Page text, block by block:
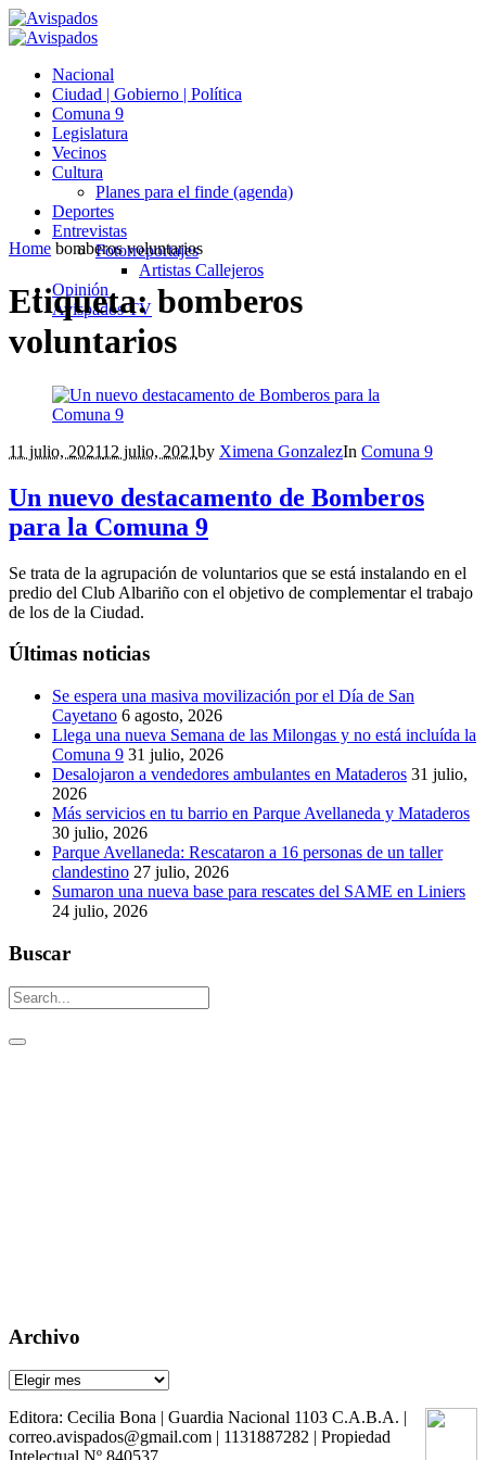
Nacional
Ciudad | Gobierno | Política
Comuna 9
Legislatura
Vecinos
Cultura
Planes para el finde (agenda)
Deportes
Entrevistas
Fotorreportajes
Artistas Callejeros
Opinión
Avispados TV
Home bomberos voluntarios
Etiqueta:bomberos
voluntarios
11 julio, 202112 julio, 2021by Ximena GonzalezIn Comuna 9
Un nuevo destacamento de Bomberos
para la Comuna 9
Se trata de la agrupación de voluntarios que se está instalando en el
predio del Club Albariño con el objetivo de complementar el trabajo
de los de la Ciudad.
Últimas noticias
Se espera una masiva movilización por el Día de San
Cayetano 6 agosto, 2026
Llega una nueva Semana de las Milongas y no está incluída la
Comuna 9 31 julio, 2026
Desalojaron a vendedores ambulantes en Mataderos 31 julio,
2026
Más servicios en tu barrio en Parque Avellaneda y Mataderos
30 julio, 2026
Parque Avellaneda: Rescataron a 16 personas de un taller
clandestino 27 julio, 2026
Sumaron una nueva base para rescates del SAME en Liniers
24 julio, 2026
Buscar
Archivo
Archivo
Editora: Cecilia Bona | Guardia Nacional 1103 C.A.B.A. |
correo.avispados@gmail.com | 1131887282 | Propiedad
Intelectual Nº 840537